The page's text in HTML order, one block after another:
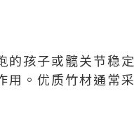
的孩子或髋关节稳
用。优质竹材通常